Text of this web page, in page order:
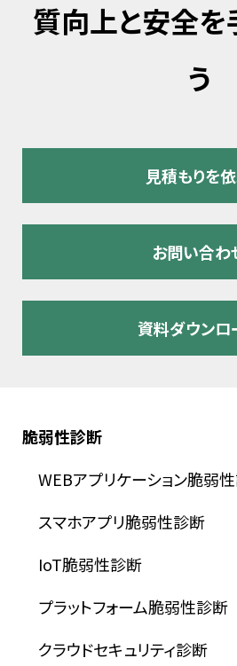
質向上と安全を
う
見積もりを
お問い合わ
資料ダウンロ
脆弱性診断
WEBアプリケーション脆弱
スマホアプリ脆弱性診断
IoT脆弱性診断
プラットフォーム脆弱性診断
クラウドセキュリティ診断